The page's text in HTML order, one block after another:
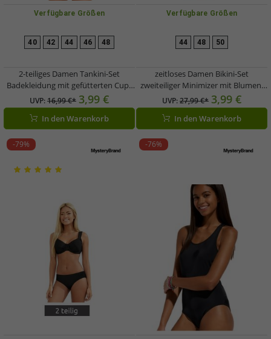
Verfügbare Größen
40 42 44 46 48
2-teiliges Damen Tankini-Set
Badekleidung mit gefütterten Cups
Tankini Top und Slip für Strand &
Sommer 937653 Braun
UVP:16,99 €* 3,99 €
In den Warenkorb
Verfügbare Größen
44 48 50
zeitloses Damen Bikini-Set
zweiteiliger Minimizer mit Blumen-
Print Bademode E-Körbchen 926697
Schwarz/Bunt
UVP:27,99 €* 3,99 €
In den Warenkorb
-79% -76%